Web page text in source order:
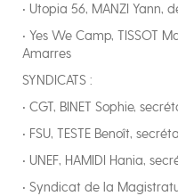
• Utopia 56, MANZI Yann,
• Yes We Camp, TISSOT
Amarres
SYNDICATS :
• CGT, BINET Sophie,
• FSU, TESTE Benoît,
• UNEF, HAMIDI Hania,
• Syndicat de la